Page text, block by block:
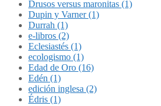
Drusos versus maronitas (1)
Dupin y Varner (1)
Durrah (1)
e-libros (2)
Eclesiastés (1)
ecologismo (1)
Edad de Oro (16)
Edén (1)
edición inglesa (2)
Édris (1)